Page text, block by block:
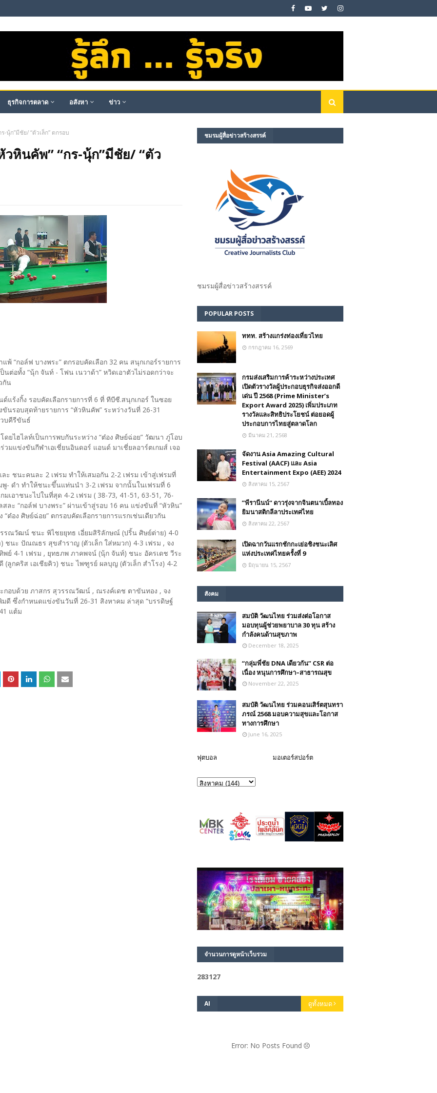
ธุรกิจการตลาด อสังหา ข่าว
-นุ้ก”มีชัย/ “ตัวเล็ก” ตกรอบ
วหินคัพ” “กร-นุ้ก”มีชัย/ “ตัว
พ้ “กอล์ฟ บางพระ” ตกรอบคัดเลือก 32 คน สนุกเกอร์รายการ
ต่อทั้ง “นุ้ก จันท์ - โฟน เนวาด้า” หวิดเอาตัวไม่รอดกว่าจะ
กัน
ร้งกิ้ง รอบคัดเลือกรายการที่ 6 ที่ ทีบีซี.สนุกเกอร์ ในซอย
นรอบสุดท้ายรายการ “หัวหินคัพ” ระหว่างวันที่ 26-31
บคีรีขันธ์
ยไฮไลท์เป็นการพบกันระหว่าง “ต๋อง ศิษย์ฉ่อย” วัฒนา ภู่โอบ
วมแข่งขันกีฬาเอเชี่ยนอินดอร์ แอนด์ มาเชี่ยลอาร์ตเกมส์ เจอ
ะ ชนะคนละ 2 เฟรม ทำให้เสมอกัน 2-2 เฟรม เข้าสู่เฟรมที่
พู- ดำ ทำให้ชนะขึ้นแท่นนำ 3-2 เฟรม จากนั้นในเฟรมที่ 6
เอาชนะไปในที่สุด 4-2 เฟรม ( 38-73, 41-51, 63-51, 76-
ละ “กอล์ฟ บางพระ” ผ่านเข้าสู่รอบ 16 คน แข่งขันที่ “หัวหิน”
ต๋อง ศิษย์ฉ่อย” ตกรอบคัดเลือกรายการแรกเช่นเดียวกัน
รณวัฒน์ ชนะ พิไชยยุทธ เอี่ยมสิริลักษณ์ (ปริ้น ศิษย์ต่าย) 4-0
ชนะ ปัณณธร สุขสำราญ (ตัวเล็ก ใส่หมวก) 4-3 เฟรม , จง
ย์ 4-1 เฟรม , ยุทธภพ ภาคพจน์ (นุ้ก จันท์) ชนะ อัครเดช วีระ
ลูกคริส เอเชียคิว) ชนะ ไพฑูรย์ ผลบุญ (ตัวเล็ก สำโรง) 4-2
กอบด้วย ภาสกร สุวรรณวัฒน์ , ณรงค์เดช ตาขันทอง , จง
ซึ่งกำหนดแข่งขันวันที่ 26-31 สิงหาคม ล่าสุด “บรรดิษฐ์
แต้ม
ชมรม​ผู้สื่อข่าวสร้างสรรค์​
ชมรม​ผู้สื่อข่าวสร้างสรรค์​
POPULAR POSTS
ททท. สร้างแกร่งท่องเที่ยวไทย
กรกฎาคม 16, 2569
กรมส่งเสริมการค้าระหว่างประเทศ
เปิดตัวรางวัลผู้ประกอบธุรกิจส่งออกดี
เด่น ปี 2568 (Prime Minister’s
Export Award 2025) เพิ่มประเภท
รางวัลและสิทธิประโยชน์ ต่อยอดผู้
ประกอบการไทยสู่ตลาดโลก
มีนาคม 21, 2568
จัดงาน Asia Amazing Cultural
Festival (AACF) และ Asia
Entertainment Expo (AEE) 2024
สิงหาคม 15, 2567
”พีรานีนน์“​ ดาวรุ่งจากจินตนาเบิ้ลทอง
ยิมนาสติกลีลาประเทศไทย
สิงหาคม 22, 2567
เปิดฉากวันแรกชักกะเย่อชิงชนะเลิศ
แห่งประเทศไทยครั้งที่ 9
มิถุนายน 15, 2567
สังคม
สมบัติ วัฒนไทย ร่วมส่งต่อโอกาส
มอบทุนผู้ช่วยพยาบาล 30 ทุน สร้าง
กำลังคนด้านสุขภาพ
December 18, 2025
“กลุ่มพี่ชัย DNA เดียวกัน” CSR ต่อ
เนื่อง หนุนการศึกษา–สาธารณสุข
November 22, 2025
สมบัติ วัฒนไทย ร่วมคอนเสิร์ตสุนทรา
ภรณ์ 2568 มอบความสุขและโอกาส
ทางการศึกษา
June 16, 2025
ฟุตบอล มอเตอร์สปอร์ต
จำนวนการดูหน้าเว็บรวม
283127
AI ดูทั้งหมด
Error: No Posts Found